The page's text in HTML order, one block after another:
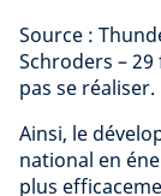
Source :
Schroders –
pas se réaliser.
Ainsi, le
national en
plus